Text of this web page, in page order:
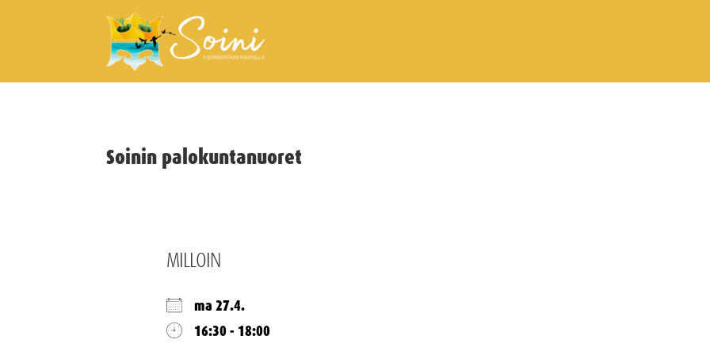
Soinin palokuntanuoret
MILLOIN
ma 27.4.
16:30 - 18:00